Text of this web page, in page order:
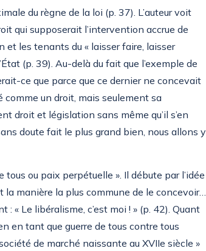
du règne de la loi (p. 37). L’auteur voit
qui supposerait l’intervention accrue de
et les tenants du « laisser faire, laisser
(p. 39). Au-delà du fait que l’exemple de
ce que parce que ce dernier ne concevait
un droit, mais seulement sa
droit et législation sans même qu’il s’en
doute fait le plus grand bien, nous allons y
ou paix perpétuelle ». Il débute par l’idée
manière la plus commune de le concevoir…
« Le libéralisme, c’est moi ! » (p. 42). Quant
en tant que guerre de tous contre tous
de marché naissante au XVIIe siècle »